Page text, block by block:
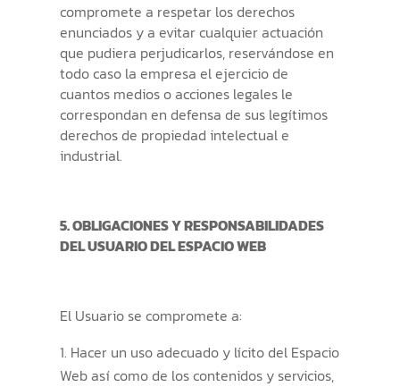
compromete a respetar los derechos
enunciados y a evitar cualquier actuación
que pudiera perjudicarlos, reservándose en
todo caso la empresa el ejercicio de
cuantos medios o acciones legales le
correspondan en defensa de sus legítimos
derechos de propiedad intelectual e
industrial.
5. OBLIGACIONES Y RESPONSABILIDADES
DEL USUARIO DEL ESPACIO WEB
El Usuario se compromete a:
Hacer un uso adecuado y lícito del Espacio
Web así como de los contenidos y servicios,